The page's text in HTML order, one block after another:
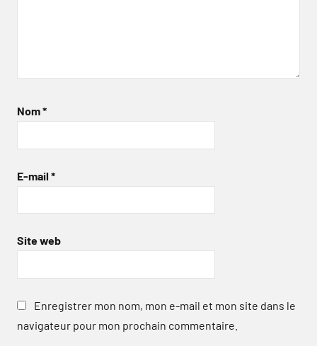
Nom*
E-mail *
Site web
Enregistrer mon nom, mon e-mail et mon site dans le
navigateur pour mon prochain commentaire.